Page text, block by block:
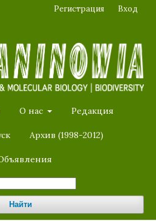
О нас Редакция
Архив (1998-2012)
Найти
Регистрация Вход